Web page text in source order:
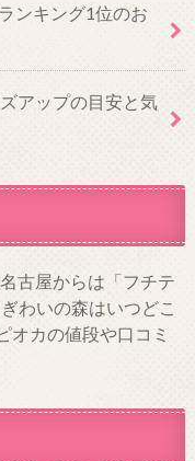
ンキング1位のお
アップの目安と気
古屋からは「フチテ
わいの森はいつどこ
オカの値段や口コミ